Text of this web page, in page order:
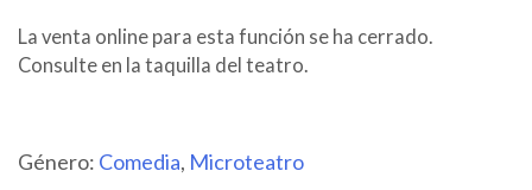
La venta online para esta función se ha cerrado.
Consulte en la taquilla del teatro.
Género: Comedia, Microteatro